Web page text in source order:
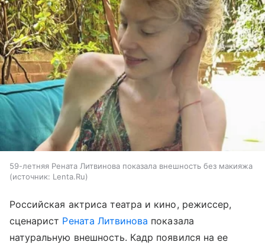
59-летняя Рената Литвинова показала внешность без макияжа
источник: Lenta.Ru
Российская актриса театра и кино, режиссер,
сценарист Рената Литвинова показала
натуральную внешность. Кадр появился на ее